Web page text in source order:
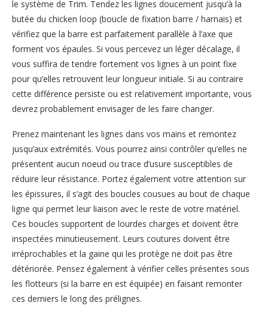
le système de Trim. Tendez les lignes doucement jusqu’à la
butée du chicken loop (boucle de fixation barre / harnais) et
vérifiez que la barre est parfaitement parallèle à l’axe que
forment vos épaules. Si vous percevez un léger décalage, il
vous suffira de tendre fortement vos lignes à un point fixe
pour qu’elles retrouvent leur longueur initiale. Si au contraire
cette différence persiste ou est relativement importante, vous
devrez probablement envisager de les faire changer.
Prenez maintenant les lignes dans vos mains et remontez
jusqu’aux extrémités. Vous pourrez ainsi contrôler qu’elles ne
présentent aucun noeud ou trace d’usure susceptibles de
réduire leur résistance. Portez également votre attention sur
les épissures, il s’agit des boucles cousues au bout de chaque
ligne qui permet leur liaison avec le reste de votre matériel.
Ces boucles supportent de lourdes charges et doivent être
inspectées minutieusement. Leurs coutures doivent être
irréprochables et la gaine qui les protège ne doit pas être
détériorée. Pensez également à vérifier celles présentes sous
les flotteurs (si la barre en est équipée) en faisant remonter
ces derniers le long des prélignes.